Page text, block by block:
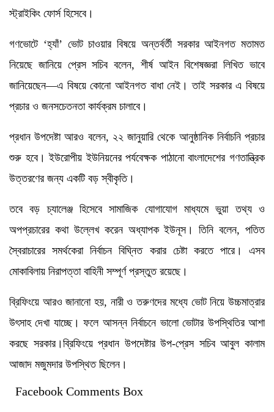
স্ট্রাইকিং ফোর্স হিসেবে।
গণভোটে ‘হ্যাঁ’ ভোট চাওয়ার বিষয়ে অন্তর্বর্তী সরকার আইনগত মতামত
নিয়েছে জানিয়ে প্রেস সচিব বলেন, শীর্ষ আইন বিশেষজ্ঞরা লিখিত ভাবে
জানিয়েছেন—এ বিষয়ে কোনো আইনগত বাধা নেই। তাই সরকার এ বিষয়ে
প্রচার ও জনসচেতনতা কার্যক্রম চালাবে।
প্রধান উপদেষ্টা আরও বলেন, ২২ জানুয়ারি থেকে আনুষ্ঠানিক নির্বাচনি প্রচার
শুরু হবে। ইউরোপীয় ইউনিয়নের পর্যবেক্ষক পাঠানো বাংলাদেশের গণতান্ত্রিক
উত্তরণের জন্য একটি বড় স্বীকৃতি।
তবে বড় চ্যালেঞ্জ হিসেবে সামাজিক যোগাযোগ মাধ্যমে ভুয়া তথ্য ও
অপপ্রচারের কথা উল্লেখ করেন অধ্যাপক ইউনূস। তিনি বলেন, পতিত
স্বৈরাচারের সমর্থকেরা নির্বাচন বিঘ্নিত করার চেষ্টা করতে পারে। এসব
মোকাবিলায় নিরাপত্তা বাহিনী সম্পূর্ণ প্রস্তুত রয়েছে।
ব্রিফিংয়ে আরও জানানো হয়, নারী ও তরুণদের মধ্যে ভোট নিয়ে উচ্চমাত্রার
উৎসাহ দেখা যাচ্ছে। ফলে আসন্ন নির্বাচনে ভালো ভোটার উপস্থিতির আশা
করছে সরকার।ব্রিফিংয়ে প্রধান উপদেষ্টার উপ-প্রেস সচিব আবুল কালাম
আজাদ মজুমদার উপস্থিত ছিলেন।
Facebook Comments Box